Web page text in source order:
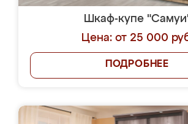
Шкаф-купе
Цена: от 25 000
ПОДРОБНЕЕ